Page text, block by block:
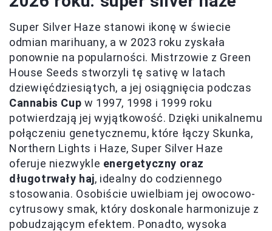
Super Silver Haze stanowi ikonę w świecie
odmian marihuany, a w 2023 roku zyskała
ponownie na popularności. Mistrzowie z Green
House Seeds stworzyli tę sativę w latach
dziewięćdziesiątych, a jej osiągnięcia podczas
Cannabis Cup w 1997, 1998 i 1999 roku
potwierdzają jej wyjątkowość. Dzięki unikalnemu
połączeniu genetycznemu, które łączy Skunka,
Northern Lights i Haze, Super Silver Haze
oferuje niezwykle energetyczny oraz
długotrwały haj, idealny do codziennego
stosowania. Osobiście uwielbiam jej owocowo-
cytrusowy smak, który doskonale harmonizuje z
pobudzającym efektem. Ponadto, wysoka